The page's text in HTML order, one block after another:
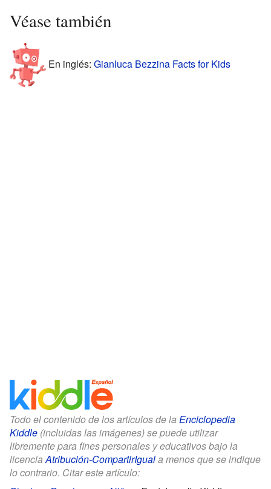
Véase también
En inglés: Gianluca Bezzina Facts for Kids
Todo el contenido de los artículos de la Enciclopedia
Kiddle (incluidas las imágenes) se puede utilizar
libremente para fines personales y educativos bajo la
licenciaAtribución-CompartirIguala menos que se indique
lo contrario. Citar este artículo: